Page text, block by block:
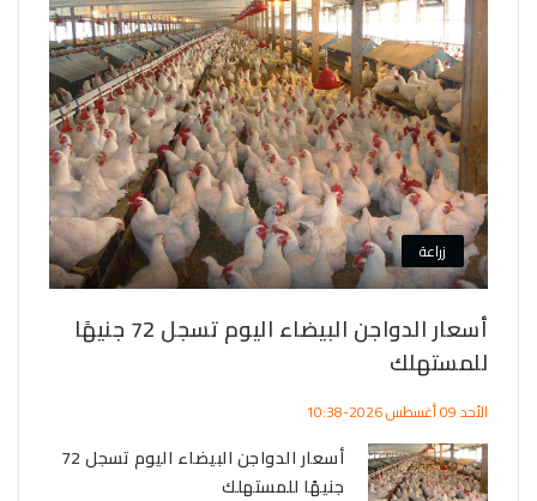
زراعة
أسعار الدواجن البيضاء اليوم تسجل 72 جنيهًا
للمستهلك
الأحد 09 أغسطس 2026-10:38
أسعار الدواجن البيضاء اليوم تسجل 72
جنيهًا للمستهلك